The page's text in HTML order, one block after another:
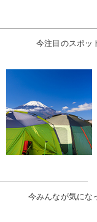
今注目のスポッ
今みんなが気にな